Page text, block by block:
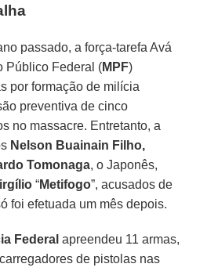
passado, a força-tarefa Avá
Público Federal (MPF)
por formação de milícia
preventiva de cinco
no massacre. Entretanto, a
Nelson Buainain Filho,
Tomonaga, o Japonês,
“Metifogo”, acusados de
foi efetuada um mês depois.
Federal apreendeu 11 armas,
de pistolas nas